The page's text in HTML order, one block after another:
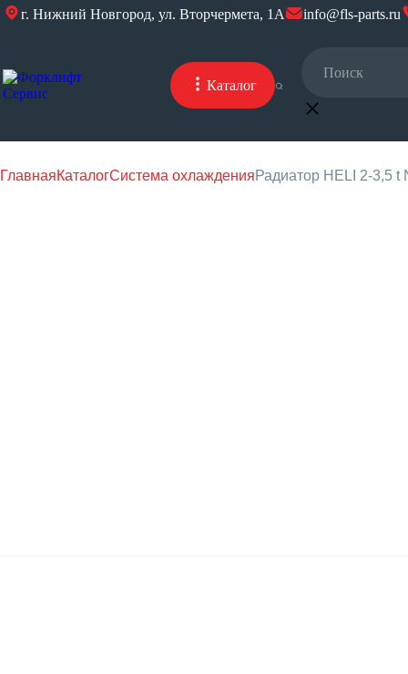
г. Нижний Новгород, ул. Вторчермета, 1А info@fls-parts.ru
Каталог
ГлавнаяКаталогСистема охлажденияРадиатор HELI 2-3,5 t